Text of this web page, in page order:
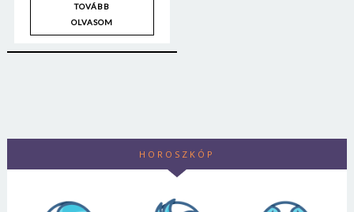
TOVÁBB
OLVASOM
HOROSZKÓP